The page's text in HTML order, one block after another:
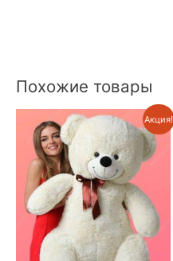
Похожие товары
Акция!